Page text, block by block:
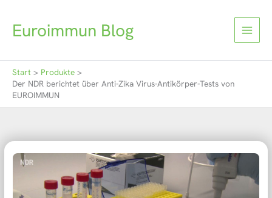
springenEuroimmun Blog
Start
Produkte
Der NDR berichtet über Anti-Zika Virus-Antikörper-Tests von
EUROIMMUN